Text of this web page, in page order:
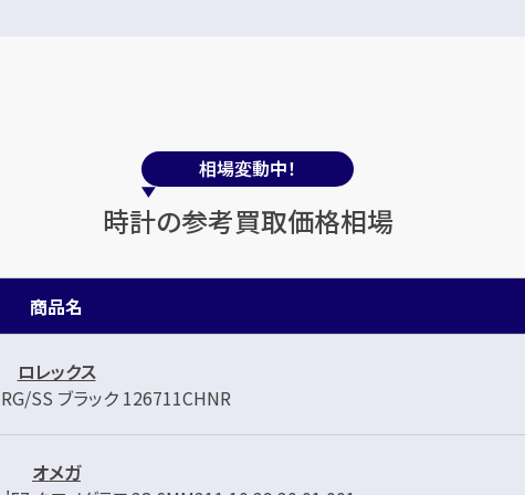
相場変動中！
時計の参考買取価格相場
商品名
ロレックス
SS ブラック 126711CHNR
オメガ